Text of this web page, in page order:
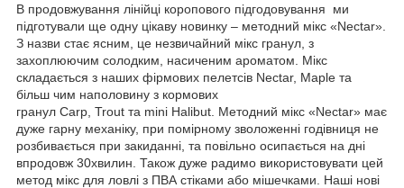
В продовжування лінійці коропового підгодовування ми
підготували ще одну цікаву новинку – методний мікс «Nectar».
З назви стає ясним, це незвичайний мікс гранул, з
захоплюючим солодким, насиченим ароматом. Мікс
складається з наших фірмових пелетсів Nectar, Maple та
більш чим наполовину з кормових
гранул Carp, Trout та mini Halibut. Методний мікс «Nectar» має
дуже гарну механіку, при помірному зволоженні годівниця не
розбивається при закиданні, та повільно осипається на дні
впродовж 30хвилин. Також дуже радимо використовувати цей
метод мікс для ловлі з ПВА стіками або мішечками. Наші нові